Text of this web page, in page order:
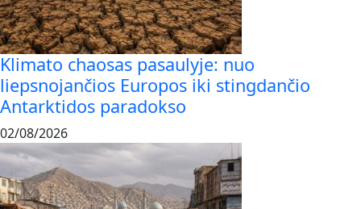
Klimato chaosas pasaulyje: nuo
liepsnojančios Europos iki stingdančio
Antarktidos paradokso
02/08/2026